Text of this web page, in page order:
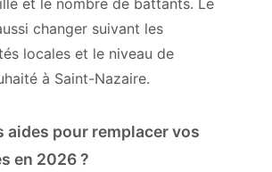
et le nombre de battants. Le
changer suivant les
locales et le niveau de
à Saint-Nazaire.
aides pour remplacer vos
en 2026 ?